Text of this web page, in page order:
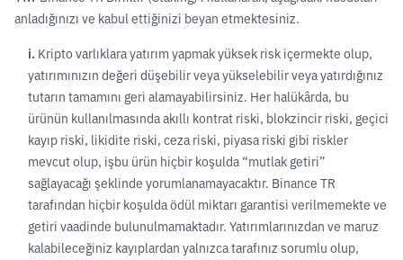
anladığınızı ve kabul ettiğinizi beyan etmektesiniz.
i. Kripto varlıklara yatırım yapmak yüksek risk içermekte olup,
yatırımınızın değeri düşebilir veya yükselebilir veya yatırdığınız
tutarın tamamını geri alamayabilirsiniz. Her halükârda, bu
ürünün kullanılmasında akıllı kontrat riski, blokzincir riski, geçici
kayıp riski, likidite riski, ceza riski, piyasa riski gibi riskler
mevcut olup, işbu ürün hiçbir koşulda “mutlak getiri”
sağlayacağı şeklinde yorumlanamayacaktır. Binance TR
tarafından hiçbir koşulda ödül miktarı garantisi verilmemekte ve
getiri vaadinde bulunulmamaktadır. Yatırımlarınızdan ve maruz
kalabileceğiniz kayıplardan yalnızca tarafınız sorumlu olup,